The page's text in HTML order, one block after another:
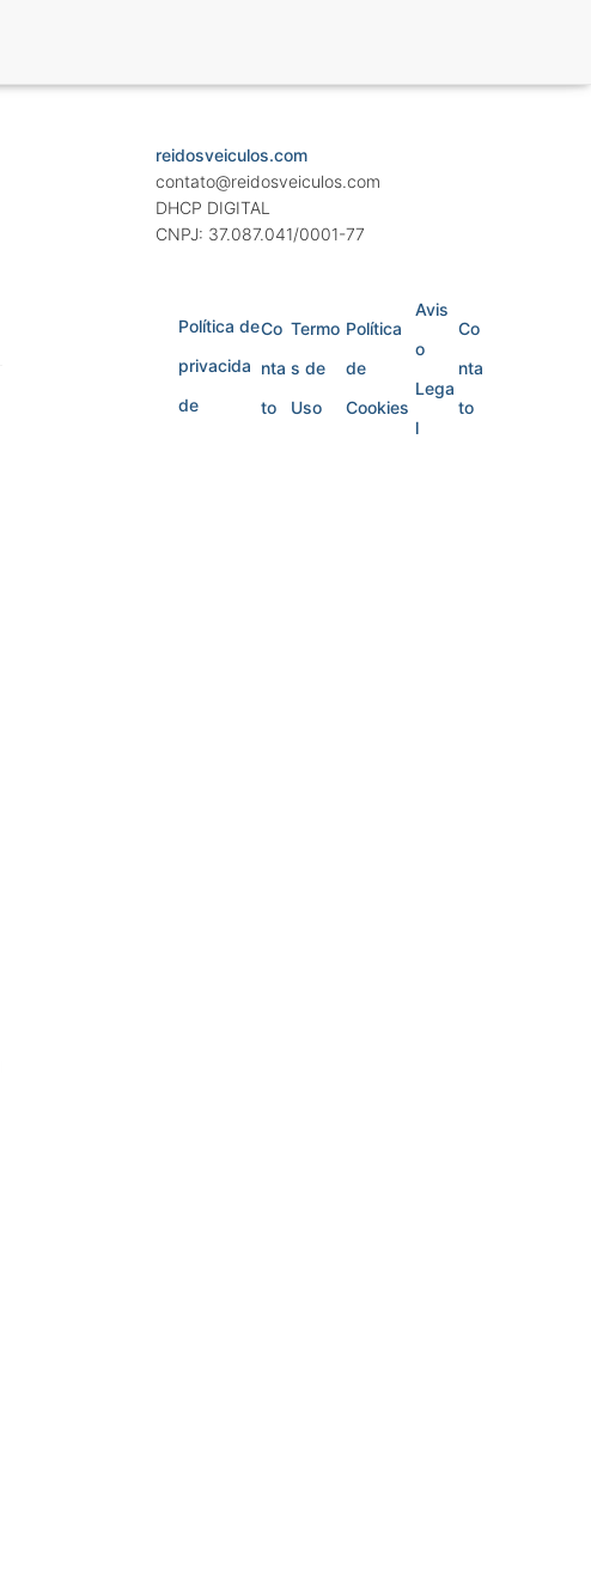
reidosveiculos.com
contato@reidosveiculos.com
DHCP DIGITAL
CNPJ: 37.087.041/0001-77
Política de
privacida
de
Co
nta
to
Termo
s de
Uso
Política
de
Cookies
Avis
o
Lega
l
Co
nta
to